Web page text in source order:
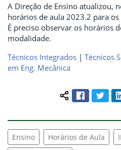
A Direção de Ensino atualizou,
horários de aula 2023.2 para
É preciso observar os horários
modalidade.
Técnicos Integrados | Técnicos
em Eng. Mecânica
Compartilhar
Facebook
Ensino Horários de Aula